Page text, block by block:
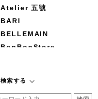
Atelier 五號
BARI
BELLEMAIN
BonBonStore
by basics
検索する